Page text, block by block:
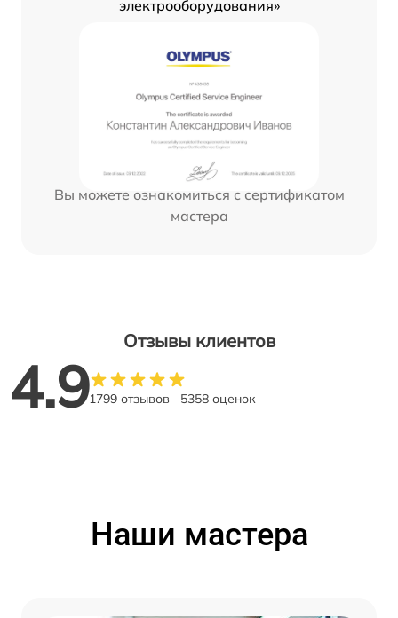
электрооборудования»
Вы можете ознакомиться с сертификатом
мастера
Отзывы клиентов
4.91799 отзывов 5358 оценок
Наши мастера